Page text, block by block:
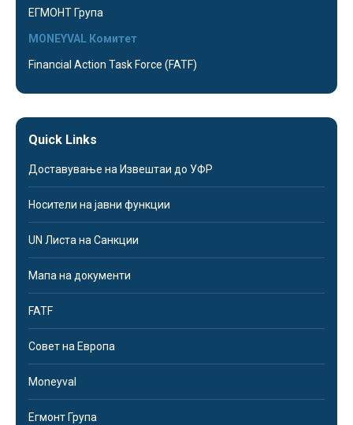
ЕГМОНТ Група
MONEYVAL Комитет
Financial Action Task Force (FATF)
Quick Links
Доставување на Извештаи до УФР
Носители на јавни функции
UN Листа на Санкции
Мапа на документи
FATF
Совет на Европа
Moneyval
Егмонт Група